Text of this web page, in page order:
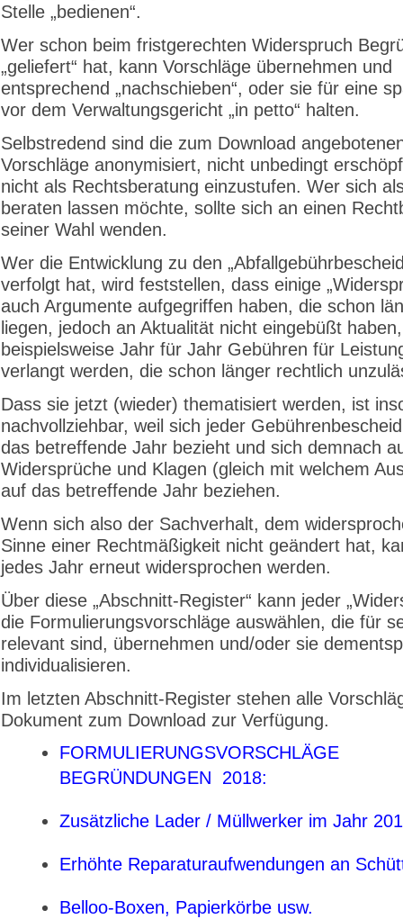
Stelle „bedienen“.
Wer schon beim fristgerechten Widerspruch
„geliefert“ hat, kann Vorschläge übernehmen und
entsprechend „nachschieben“, oder sie für eine
vor dem Verwaltungsgericht „in petto“ halten.
Selbstredend sind die zum Download
Vorschläge anonymisiert, nicht unbedingt
nicht als Rechtsberatung einzustufen. Wer sich
beraten lassen möchte, sollte sich an einen
seiner Wahl wenden.
Wer die Entwicklung zu den
verfolgt hat, wird feststellen, dass einige
auch Argumente aufgegriffen haben, die schon
liegen, jedoch an Aktualität nicht eingebüßt
beispielsweise Jahr für Jahr Gebühren für
verlangt werden, die schon länger rechtlich
Dass sie jetzt (wieder) thematisiert werden, ist
nachvollziehbar, weil sich jeder
das betreffende Jahr bezieht und sich demnach
Widersprüche und Klagen (gleich mit welchem
auf das betreffende Jahr beziehen.
Wenn sich also der Sachverhalt, dem
Sinne einer Rechtmäßigkeit nicht geändert hat,
jedes Jahr erneut widersprochen werden.
Über diese „Abschnitt-Register“ kann jeder
die Formulierungsvorschläge auswählen, die für
relevant sind, übernehmen und/oder sie
individualisieren.
Im letzten Abschnitt-Register stehen alle
Dokument zum Download zur Verfügung.
FORMULIERUNGSVORSCHLÄGE
BEGRÜNDUNGEN 2018:
Zusätzliche Lader / Müllwerker im Jahr
Erhöhte Reparaturaufwendungen an
Belloo-Boxen, Papierkörbe usw.